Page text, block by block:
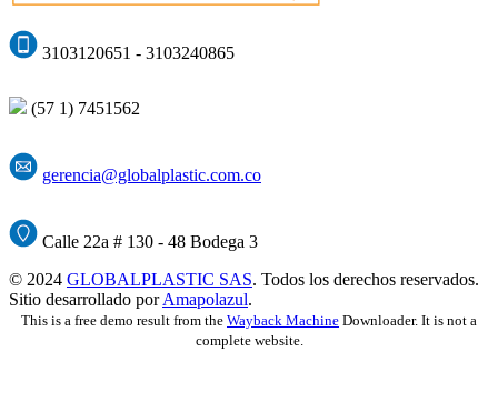
3103120651 - 3103240865
(57 1) 7451562
gerencia@globalplastic.com.co
Calle 22a # 130 - 48 Bodega 3
© 2024 GLOBALPLASTIC SAS. Todos los derechos reservados.
Sitio desarrollado porAmapolazul.
This is a free demo result from the Wayback Machine Downloader. It is not a
complete website.